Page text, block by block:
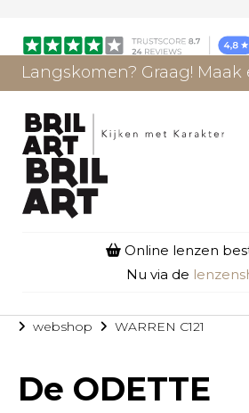
Langskomen? Graag!
Online lenzen
Nu via de
webshop WARREN C121
De ODETTE